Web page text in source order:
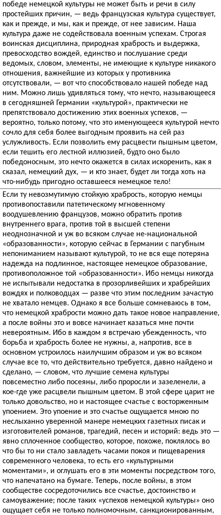
победе немецкой культуры не может быть и речи в силу
простейших причин, — ведь французская культура существует,
как и прежде, и мы, как и прежде, от нее зависим. Наша
культура даже не содействовала военным успехам. Строгая
воинская дисциплина, природная храбрость и выдержка,
превосходство вождей, единство и послушание среди
ведомых, словом, элементы, не имеющие к культуре никакого
отношения, важнейшие из которых у противника
отсутствовали, — вот что способствовало нашей победе над
ним. Можно лишь удивляться тому, что нечто, называющееся
в сегодняшней Германии «культурой», практически не
препятствовало достижению этих военных успехов, —
вероятно, только потому, что это именующееся культурой нечто
сочло для себя более выгодным проявить на сей раз
услужливость. Если позволить ему расцвести пышным цветом,
если тешить его лестной иллюзией, будто оно было
победоносным, это нечто окажется в силах искоренить, как я
сказал, немецкий дух, — и кто знает, будет ли тогда хоть на
что-нибудь пригодно оставшееся немецкое тело!
Если ту невозмутимую стойкую храбрость, которую немцы
противопоставили патетическому мгновенному
воодушевлению французов, можно обратить против
внутреннего врага, против той в высшей степени
неоднозначной и уж во всяком случае не-национальной
«образованности», которую сейчас в Германии с пагубным
непониманием называют культурой, то не вся еще потеряна
надежда на подлинное, настоящее немецкое образование,
противоположное той «образованности». Ибо немцы никогда
не испытывали недостатка в прозорливейших и храбрейших
вождях и полководцах — разве что этим последним зачастую
не хватало немцев. Однако я все больше сомневаюсь в том,
что немецкой храбрости можно дать такое новое направление,
а после войны это и вовсе начинает казаться мне почти
невероятным. Ибо в каждом я встречаю убежденность, что
борьба и храбрость более не нужны, а, напротив, все в
основном устроилось наилучшим образом и уж во всяком
случае все то, что действительно требуется, давно найдено и
сделано, — словом, что лучшие семена культуры
повсеместно либо посеяны, либо проросли и зазеленели, а
кое-где уже расцвели пышным цветом. В этой сфере царит не
только довольство, но и настоящее счастье с восторженным
упоением. Это упоение и это счастье ощущается мною по
неслыханно уверенной манере немецких газетных писак и
изготовителей романов, трагедий, песен и историй: ведь это —
явно сплоченное сообщество, которое, похоже, поклялось во
что бы то ни стало завладеть часами покоя и пищеварения
современного человека, то есть его «культурными
моментами», и оглушать его в эти моменты посредством того,
что напечатано на бумаге. Теперь, после войны, в этом
сообществе сосредоточились все счастье, достоинство и
самоуважение; после таких «успехов немецкой культуры» оно
ощущает себя не только полномочным, санкционированным,